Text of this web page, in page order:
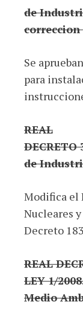
de
correccion
Se
para
REAL
de
Modifica el
Nucleares
Decreto
REAL
LEY 1/
Medio